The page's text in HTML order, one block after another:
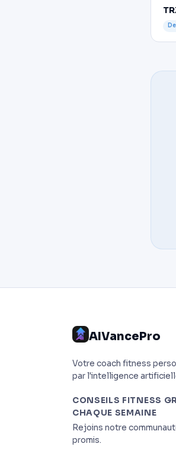
AIVancePro
Votre coach fitness
par l'intelligence
CONSEILS FITNESS
CHAQUE SEMAINE
Rejoins notre
promis.